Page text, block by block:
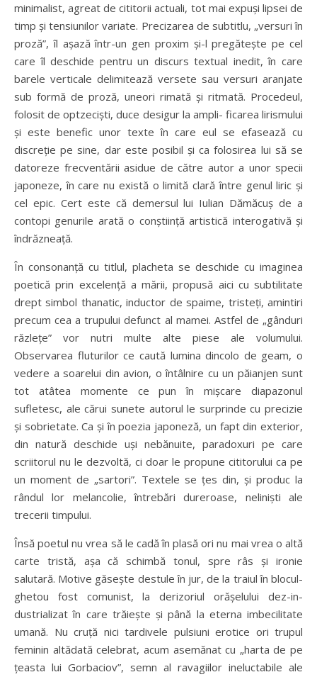
minimalist, agreat de cititorii actuali, tot mai expuși lipsei de
timp și tensiunilor variate. Precizarea de subtitlu, „versuri în
proză”, îl așază într-un gen proxim și-l pregătește pe cel
care îl deschide pentru un discurs textual inedit, în care
barele verticale delimitează versete sau versuri aranjate
sub formă de proză, uneori rimată și ritmată. Procedeul,
folosit de optzeciști, duce desigur la ampli- ficarea lirismului
și este benefic unor texte în care eul se efasează cu
discreție pe sine, dar este posibil și ca folosirea lui să se
datoreze frecventării asidue de către autor a unor specii
japoneze, în care nu există o limită clară între genul liric și
cel epic. Cert este că demersul lui Iulian Dămăcuș de a
contopi genurile arată o conștiință artistică interogativă și
îndrăzneață.
În consonanță cu titlul, placheta se deschide cu imaginea
poetică prin excelență a mării, propusă aici cu subtilitate
drept simbol thanatic, inductor de spaime, tristeți, amintiri
precum cea a trupului defunct al mamei. Astfel de „gânduri
răzlețe” vor nutri multe alte piese ale volumului.
Observarea fluturilor ce caută lumina dincolo de geam, o
vedere a soarelui din avion, o întâlnire cu un păianjen sunt
tot atâtea momente ce pun în mișcare diapazonul
sufletesc, ale cărui sunete autorul le surprinde cu precizie
și sobrietate. Ca și în poezia japoneză, un fapt din exterior,
din natură deschide uși nebănuite, paradoxuri pe care
scriitorul nu le dezvoltă, ci doar le propune cititorului ca pe
un moment de „sartori”. Textele se țes din, și produc la
rândul lor melancolie, întrebări dureroase, neliniști ale
trecerii timpului.
Însă poetul nu vrea să le cadă în plasă ori nu mai vrea o altă
carte tristă, așa că schimbă tonul, spre râs și ironie
salutară. Motive găsește destule în jur, de la traiul în blocul-
ghetou fost comunist, la derizoriul orășelului dez-in-
dustrializat în care trăiește și până la eterna imbecilitate
umană. Nu cruță nici tardivele pulsiuni erotice ori trupul
feminin altădată celebrat, acum asemănat cu „harta de pe
țeasta lui Gorbaciov”, semn al ravagiilor ineluctabile ale